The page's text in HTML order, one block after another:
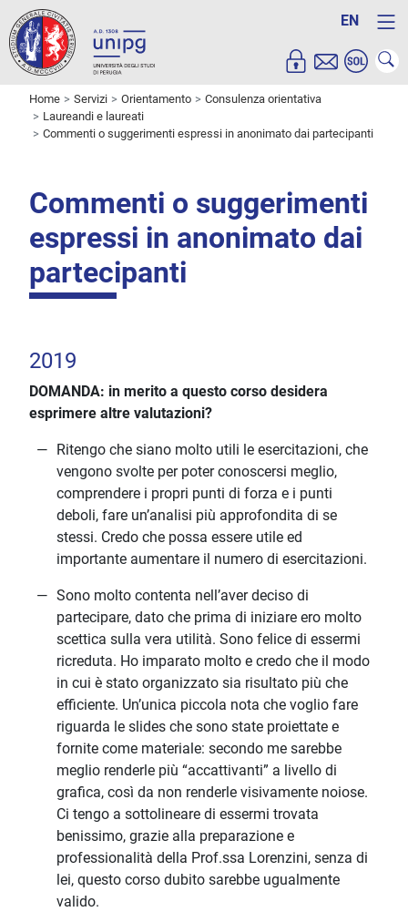
EN
Home Servizi Orientamento
Consulenza orientativa
Laureandi e laureati
Commenti o suggerimenti espressi in anonimato dai partecipanti
Commenti o suggerimenti
espressi in anonimato dai
partecipanti
2019
DOMANDA: in merito a questo corso desidera
esprimere altre valutazioni?
Ritengo che siano molto utili le esercitazioni, che
vengono svolte per poter conoscersi meglio,
comprendere i propri punti di forza e i punti
deboli, fare un’analisi più approfondita di se
stessi. Credo che possa essere utile ed
importante aumentare il numero di esercitazioni.
Sono molto contenta nell’aver deciso di
partecipare, dato che prima di iniziare ero molto
scettica sulla vera utilità. Sono felice di essermi
ricreduta. Ho imparato molto e credo che il modo
in cui è stato organizzato sia risultato più che
efficiente. Un’unica piccola nota che voglio fare
riguarda le slides che sono state proiettate e
fornite come materiale: secondo me sarebbe
meglio renderle più “accattivanti” a livello di
grafica, così da non renderle visivamente noiose.
Ci tengo a sottolineare di essermi trovata
benissimo, grazie alla preparazione e
professionalità della Prof.ssa Lorenzini, senza di
lei, questo corso dubito sarebbe ugualmente
valido.